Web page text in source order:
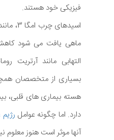
فیزیکی خود هستند.
ماهی یافت می شود
التهابی مانند آرتریت
بسیاری از متخصصان
هسته بیماری های قلبی،
دارد. اما چگونه عوامل
آنها موثر است هنوز